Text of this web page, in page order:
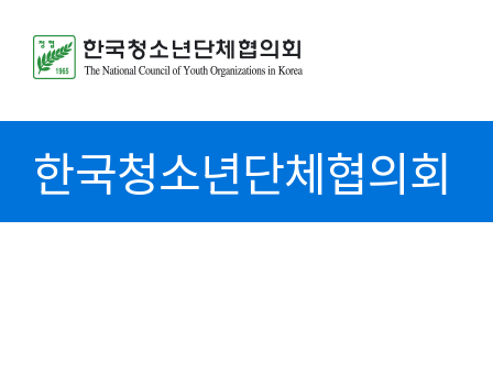
한국청소년단체협의회